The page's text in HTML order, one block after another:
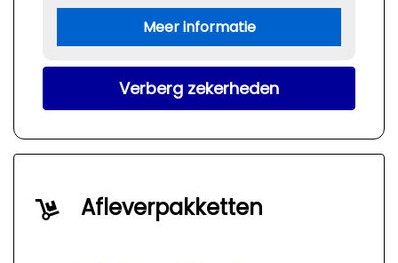
Meer informatie
Verberg zekerheden
Afleverpakketten